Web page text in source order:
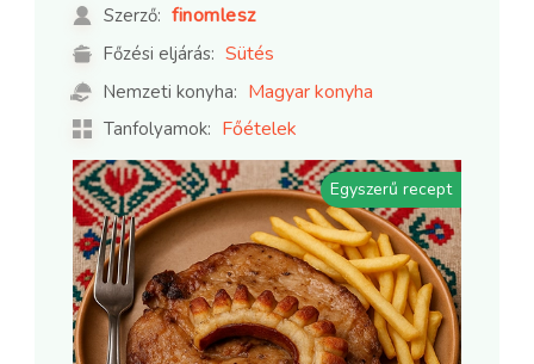
Szerző: finomlesz
Főzési eljárás: Sütés
Nemzeti konyha: Magyar konyha
Tanfolyamok: Főételek
Egyszerű recept